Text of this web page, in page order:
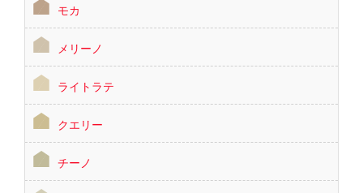
モカ
メリーノ
ライトラテ
クエリー
チーノ